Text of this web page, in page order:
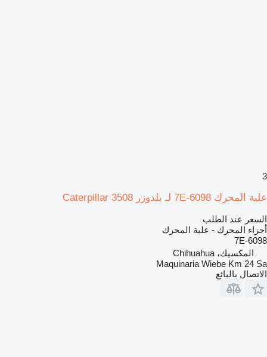
3
علبة المحرك 7E-6098 لـ بلدوزر Caterpillar 3508
السعر عند الطلب
أجزاء المحرك - علبة المحرك
7E-6098
المكسيك، Chihuahua
Maquinaria Wiebe Km 24 Sa
الاتصال بالبائع